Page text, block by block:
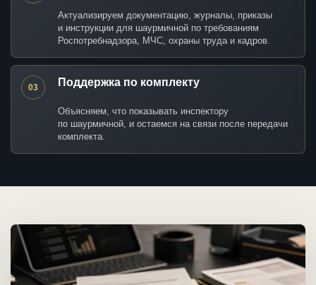
Актуализируем документацию, журналы, приказы
и инструкции для шаурмичной по требованиям
Роспотребнадзора, МЧС, охраны труда и кадров.
03 Поддержка по комплекту
Объясняем, что показывать инспектору
по шаурмичной, и остаемся на связи после передачи
комплекта.